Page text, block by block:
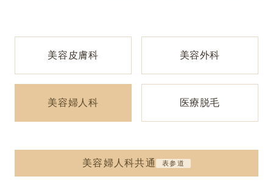
美容皮膚科 美容外科
美容婦人科 医療脱毛
美容婦人科共通 表参道